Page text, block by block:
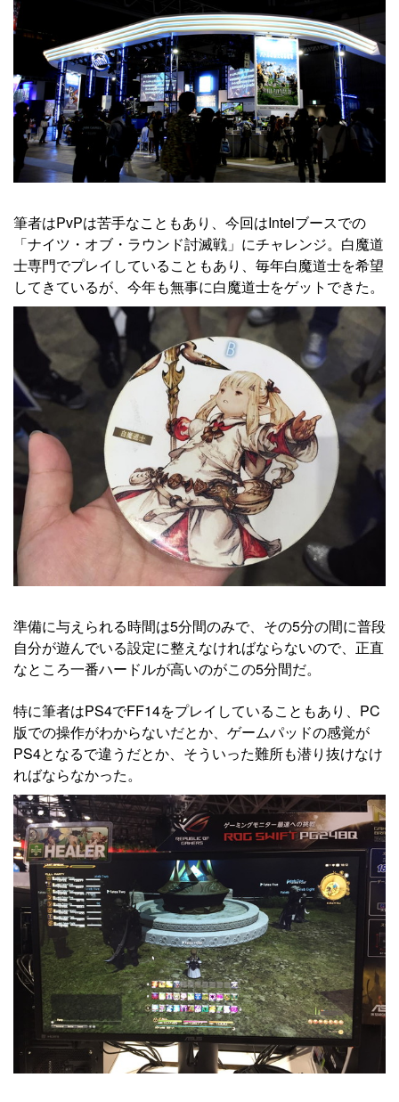
筆者はPvPは苦手なこともあり、今回はIntelブースでの
「ナイツ・オブ・ラウンド討滅戦」にチャレンジ。白魔道
士専門でプレイしていることもあり、毎年白魔道士を希望
してきているが、今年も無事に白魔道士をゲットできた。
準備に与えられる時間は5分間のみで、その5分の間に普段
自分が遊んでいる設定に整えなければならないので、正直
なところ一番ハードルが高いのがこの5分間だ。
特に筆者はPS4でFF14をプレイしていることもあり、PC
版での操作がわからないだとか、ゲームパッドの感覚が
PS4となるで違うだとか、そういった難所も潜り抜けなけ
ればならなかった。